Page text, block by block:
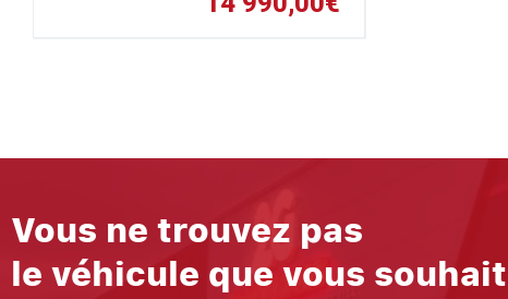
Vous ne trouvez pas
le véhicule que vous